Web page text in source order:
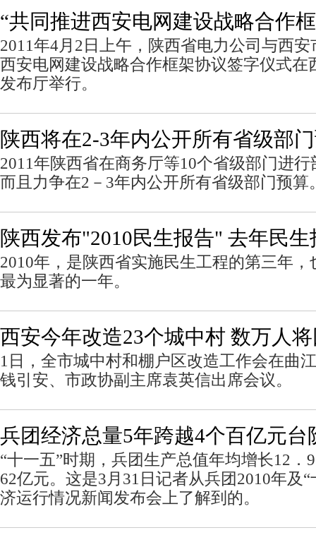
“共同推进西安电网建设战略合作
2011年4月2日上午，陕西省电力公司与西
西安电网建设战略合作框架协议签字仪式在
发布厅举行。
陕西将在2-3年内公开所有省级部
2011年陕西省在商务厅等10个省级部门进
而且力争在2－3年内公开所有省级部门预算
陕西发布"2010民生报告" 去年民生
2010年，是陕西省实施民生工程的第三年
最为显著的一年。
西安今年改造23个城中村 数万人
1日，全市城中村和棚户区改造工作会在曲
钱引安、市政协副主席袁英信出席会议。
兵团经济总量5年跨越4个百亿元台
“十一五”时期，兵团生产总值年均增长12．
62亿元。这是3月31日记者从兵团2010年及
济运行情况新闻发布会上了解到的。